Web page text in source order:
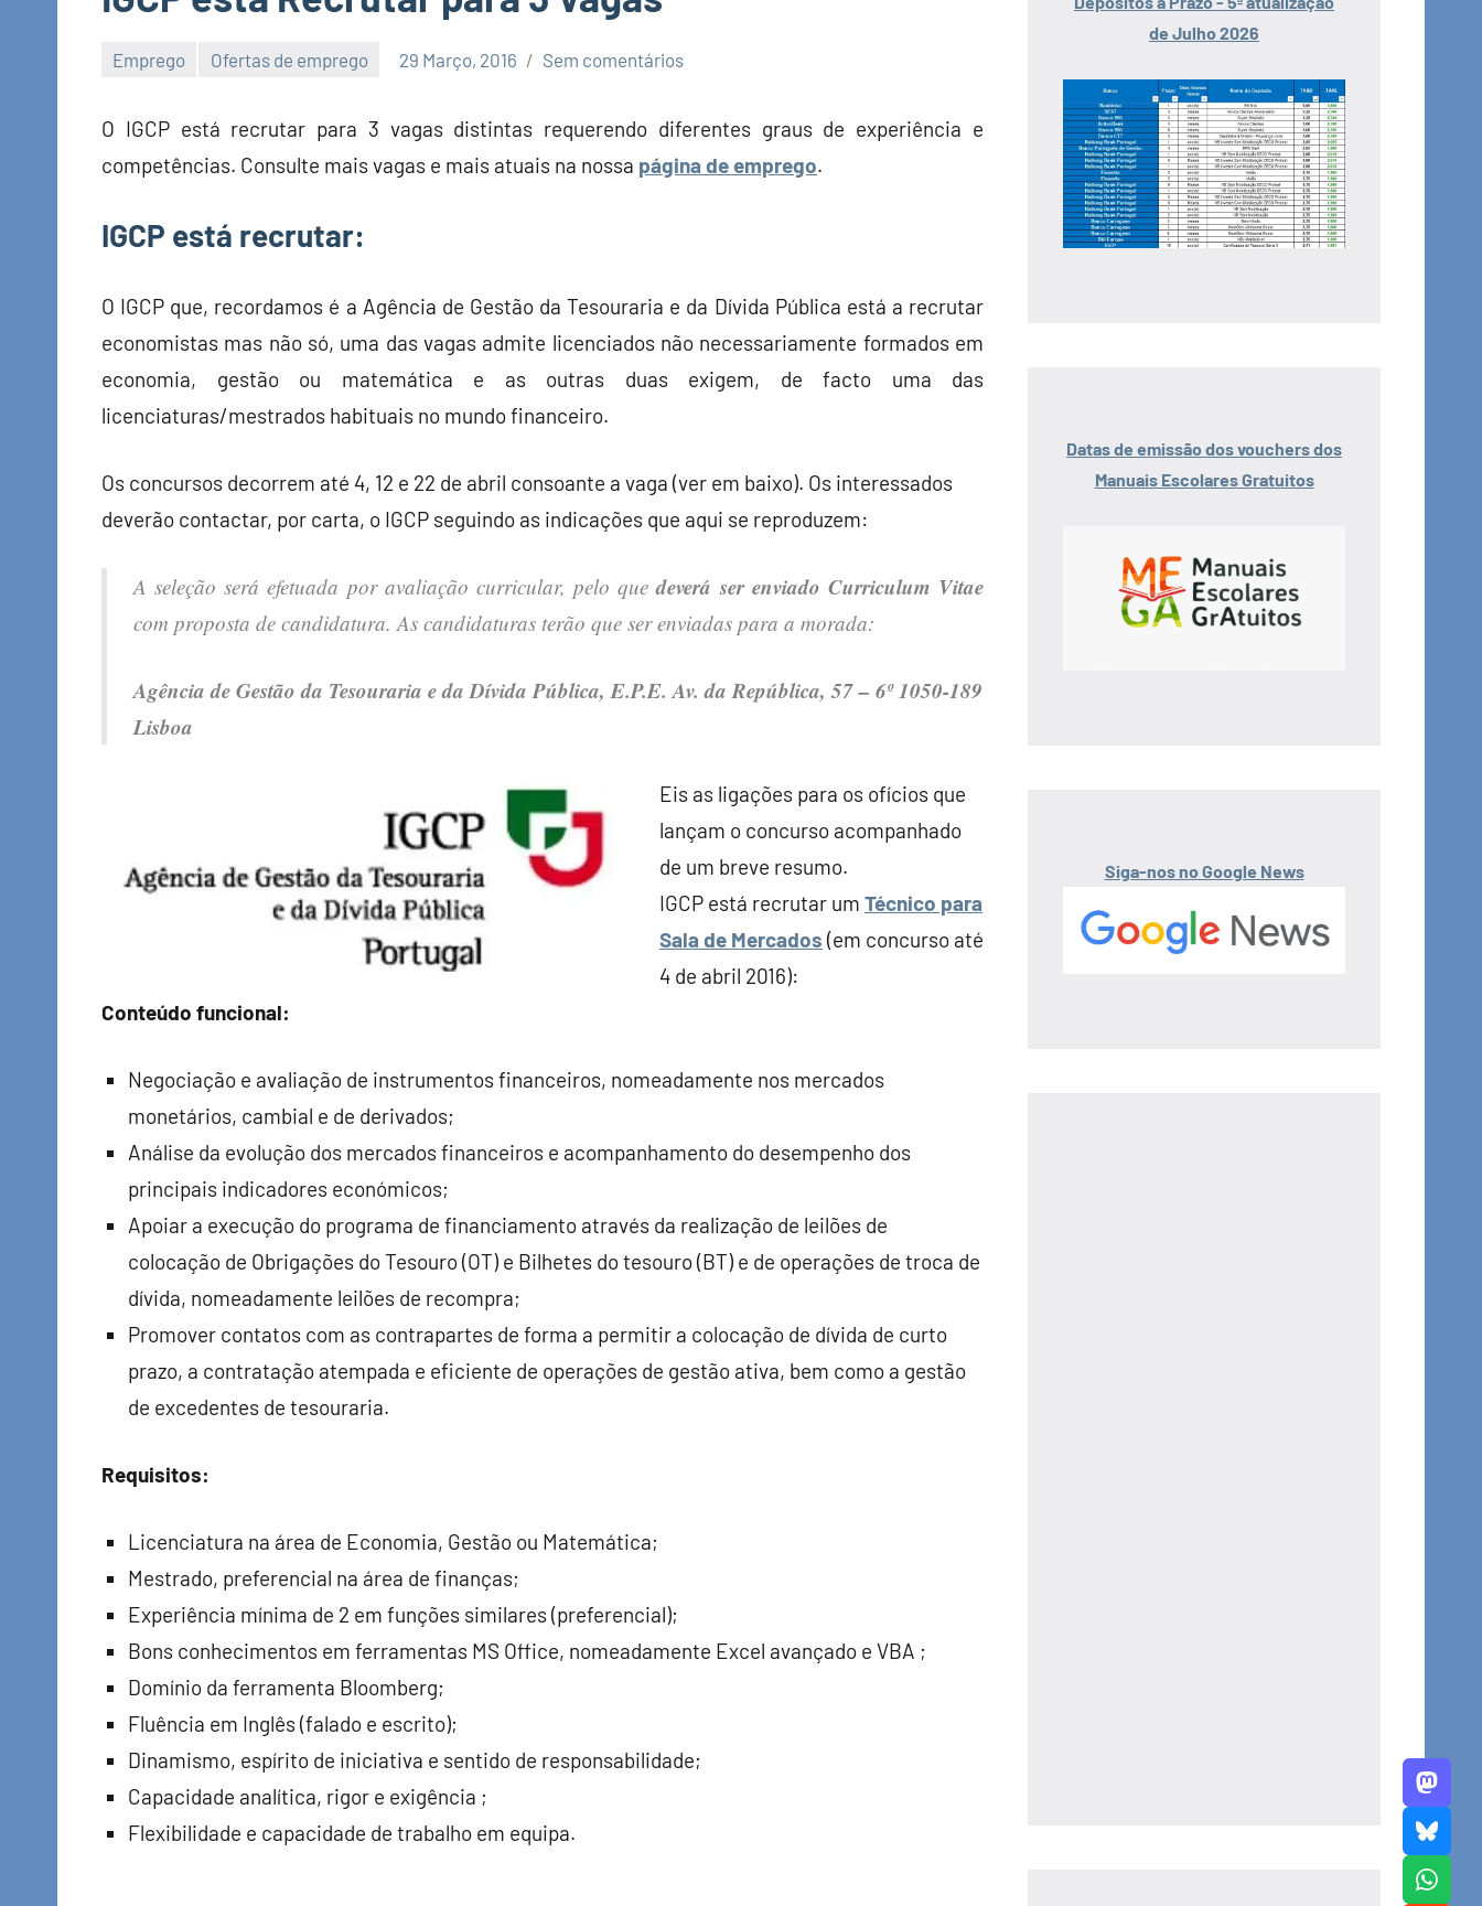
Emprego Ofertas de emprego 29 Março, 2016
Economia
Finanças
Sem comentários
O IGCP está recrutar para 3 vagas distintas requerendo diferentes graus de experiência e
competências. Consulte mais vagas e mais atuais na nossa página de emprego.
IGCP está recrutar:
O IGCP que, recordamos é a Agência de Gestão da Tesouraria e da Dívida Pública está a recrutar
economistas mas não só, uma das vagas admite licenciados não necessariamente formados em
economia, gestão ou matemática e as outras duas exigem, de facto uma das
licenciaturas/mestrados habituais no mundo financeiro.
Os concursos decorrem até 4, 12 e 22 de abril consoante a vaga (ver em baixo). Os interessados
deverão contactar, por carta, o IGCP seguindo as indicações que aqui se reproduzem:
A seleção será efetuada por avaliação curricular, pelo quedeverá ser enviado Curriculum Vitae
com proposta de candidatura. As candidaturas terão que ser enviadas para a morada:
Agência de Gestão da Tesouraria e da Dívida Pública, E.P.E. Av. da República, 57 – 6º 1050-189
Lisboa
Eis as ligações para os ofícios que
lançam o concurso acompanhado
de um breve resumo.
IGCP está recrutar um Técnico para
Sala de Mercados (em concurso até
4 de abril 2016):
Conteúdo funcional:
Negociação e avaliação de instrumentos financeiros, nomeadamente nos mercados
monetários, cambial e de derivados;
Análise da evolução dos mercados financeiros e acompanhamento do desempenho dos
principais indicadores económicos;
Apoiar a execução do programa de financiamento através da realização de leilões de
colocação de Obrigações do Tesouro (OT) e Bilhetes do tesouro (BT) e de operações de troca de
dívida, nomeadamente leilões de recompra;
Promover contatos com as contrapartes de forma a permitir a colocação de dívida de curto
prazo, a contratação atempada e eficiente de operações de gestão ativa, bem como a gestão
de excedentes de tesouraria.
Requisitos:
Licenciatura na área de Economia, Gestão ou Matemática;
Mestrado, preferencial na área de finanças;
Experiência mínima de 2 em funções similares (preferencial);
Bons conhecimentos em ferramentas MS Office, nomeadamente Excel avançado e VBA ;
Domínio da ferramenta Bloomberg;
Fluência em Inglês (falado e escrito);
Dinamismo, espírito de iniciativa e sentido de responsabilidade;
Capacidade analítica, rigor e exigência ;
Flexibilidade e capacidade de trabalho em equipa.
de Julho 2026
Datas de emissão dos vouchers dos
Manuais Escolares Gratuitos
Siga-nos no Google News